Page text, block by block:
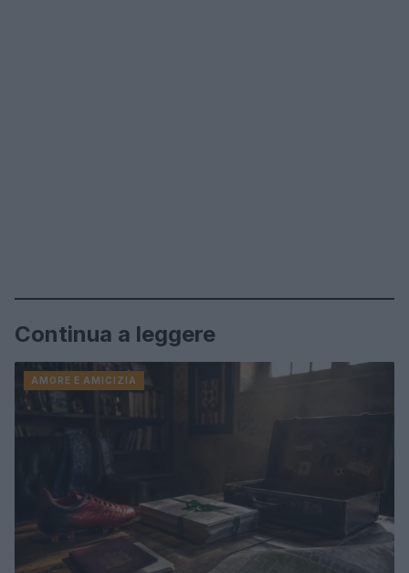
Continua a leggere
AMORE E AMICIZIA